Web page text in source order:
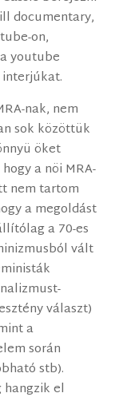
documentary,
on,
youtube
nak, nem
sok közöttük
öket
a nöi MRA-
nem tartom
a megoldást
a 70-es
vált
választ)
a
során
stb).
el